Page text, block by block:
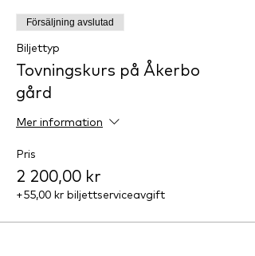
Försäljning avslutad
Biljettyp
Tovningskurs på Åkerbo
gård
Mer information
Pris
2 200,00 kr
+55,00 kr biljettserviceavgift